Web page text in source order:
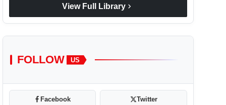
View Full Library chevron_right
FOLLOW US
Facebook Twitter